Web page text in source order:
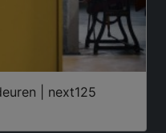
| next125